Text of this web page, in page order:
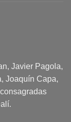
Javier Pagola,
Joaquín Capa,